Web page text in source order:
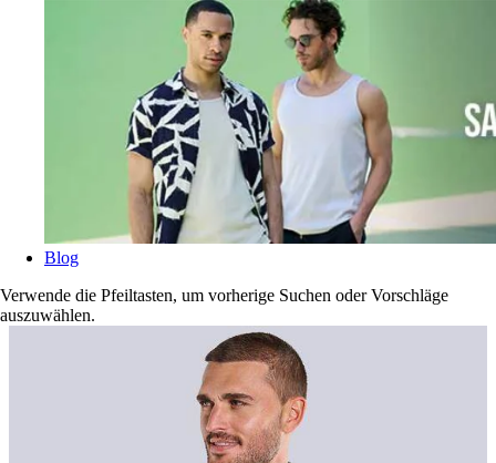
Blog
Verwende die Pfeiltasten, um vorherige Suchen oder Vorschläge
auszuwählen.